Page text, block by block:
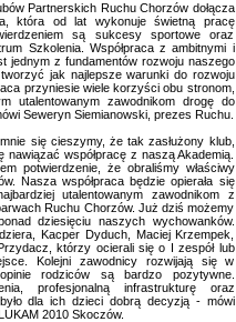
Partnerskich Ruchu Chorzów dołącza
która od lat wykonuje świetną pracę
są sukcesy sportowe oraz
Szkolenia. Współpraca z ambitnymi i
jednym z fundamentów rozwoju naszego
jak najlepsze warunki do rozwoju
przyniesie wiele korzyści obu stronom,
utalentowanym zawodnikom drogę do
Seweryn Siemianowski, prezes Ruchu.
się cieszymy, że tak zasłużony klub,
współpracę z naszą Akademią.
potwierdzenie, że obraliśmy właściwy
Nasza współpraca będzie opierała się
utalentowanym zawodnikom z
Ruchu Chorzów. Już dziś możemy
dziesięciu naszych wychowanków.
Kacper Dyduch, Maciej Krzempek,
którzy ocierali się o I zespół lub
Kolejni zawodnicy rozwijają się w
rodziców są bardzo pozytywne.
profesjonalną infrastrukturę oraz
dla ich dzieci dobrą decyzją - mówi
2010 Skoczów.